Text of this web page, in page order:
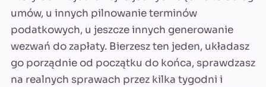
umów, u innych pilnowanie terminów
podatkowych, u jeszcze innych generowanie
wezwań do zapłaty. Bierzesz ten jeden, układasz
go porządnie od początku do końca, sprawdzasz
na realnych sprawach przez kilka tygodni i